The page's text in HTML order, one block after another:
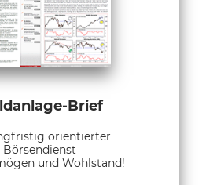
Brief
orientierter
Börsendienst
und Wohlstand!